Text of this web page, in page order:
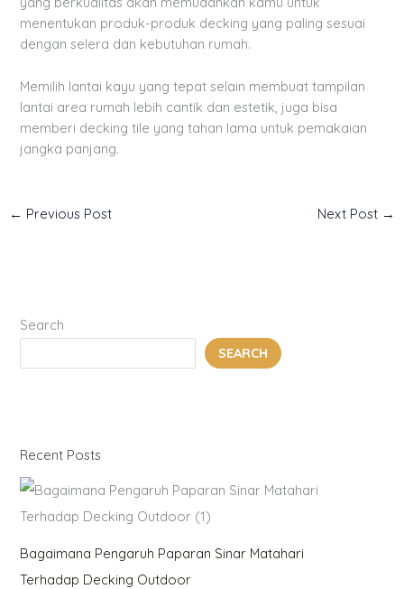
menentukan produk-produk decking yang paling sesuai
dengan selera dan kebutuhan rumah.
Memilih lantai kayu yang tepat selain membuat tampilan
lantai area rumah lebih cantik dan estetik, juga bisa
memberi decking tile yang tahan lama untuk pemakaian
jangka panjang.
← Previous Post Next Post →
Search
SEARCH
Recent Posts
Bagaimana Pengaruh Paparan Sinar Matahari
Terhadap Decking Outdoor